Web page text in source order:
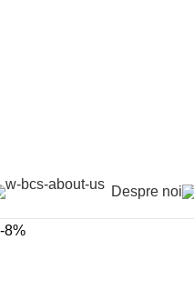
Despre noi
-8%